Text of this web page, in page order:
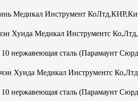
Медикал Инструмент
Хуида Медикал Инструментс
нержавеющая сталь (Парамаунт
Хуида Медикал Инструментс
нержавеющая сталь (Парамаунт